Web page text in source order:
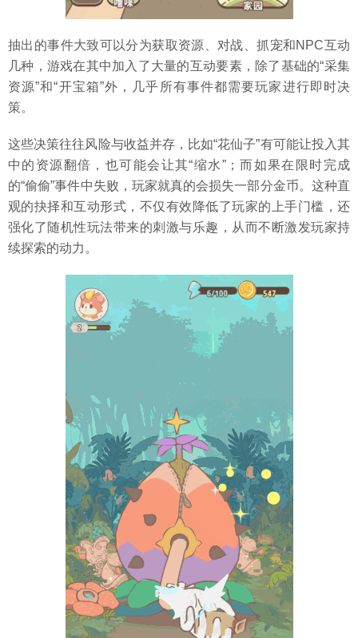
抽出的事件大致可以分为获取资源、对战、抓宠和NPC互动
几种，游戏在其中加入了大量的互动要素，除了基础的“采集
资源”和“开宝箱”外，几乎所有事件都需要玩家进行即时决
策。
这些决策往往风险与收益并存，比如“花仙子”有可能让投入其
中的资源翻倍，也可能会让其“缩水”；而如果在限时完成
的“偷偷”事件中失败，玩家就真的会损失一部分金币。这种直
观的抉择和互动形式，不仅有效降低了玩家的上手门槛，还
强化了随机性玩法带来的刺激与乐趣，从而不断激发玩家持
续探索的动力。